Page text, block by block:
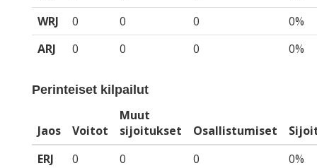
WRJ
0 0 0
0%
ARJ
0 0 0 0%
Perinteiset kilpailut
Jaos Voitot
Muut
sijoitukset
Osallistumiset
ERJ
0 0 0
0%